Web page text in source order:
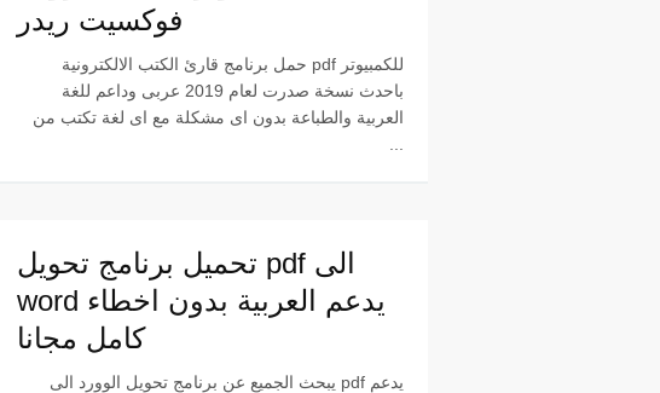
فوكسيت ريدر
حمل برنامج قارئ الكتب الالكترونية pdf للكمبيوتر
باحدث نسخة صدرت لعام 2019 عربى وداعم للغة
العربية والطباعة بدون اى مشكلة مع اى لغة تكتب من
تحميل برنامج تحويل pdf الى
word يدعم العربية بدون اخطاء
كامل مجانا
يبحث الجميع عن برنامج تحويل الوورد الى pdf يدعم